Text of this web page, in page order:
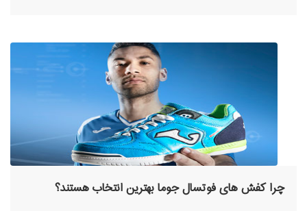
چرا کفش های فوتسال جوما بهترین انتخاب هستند؟